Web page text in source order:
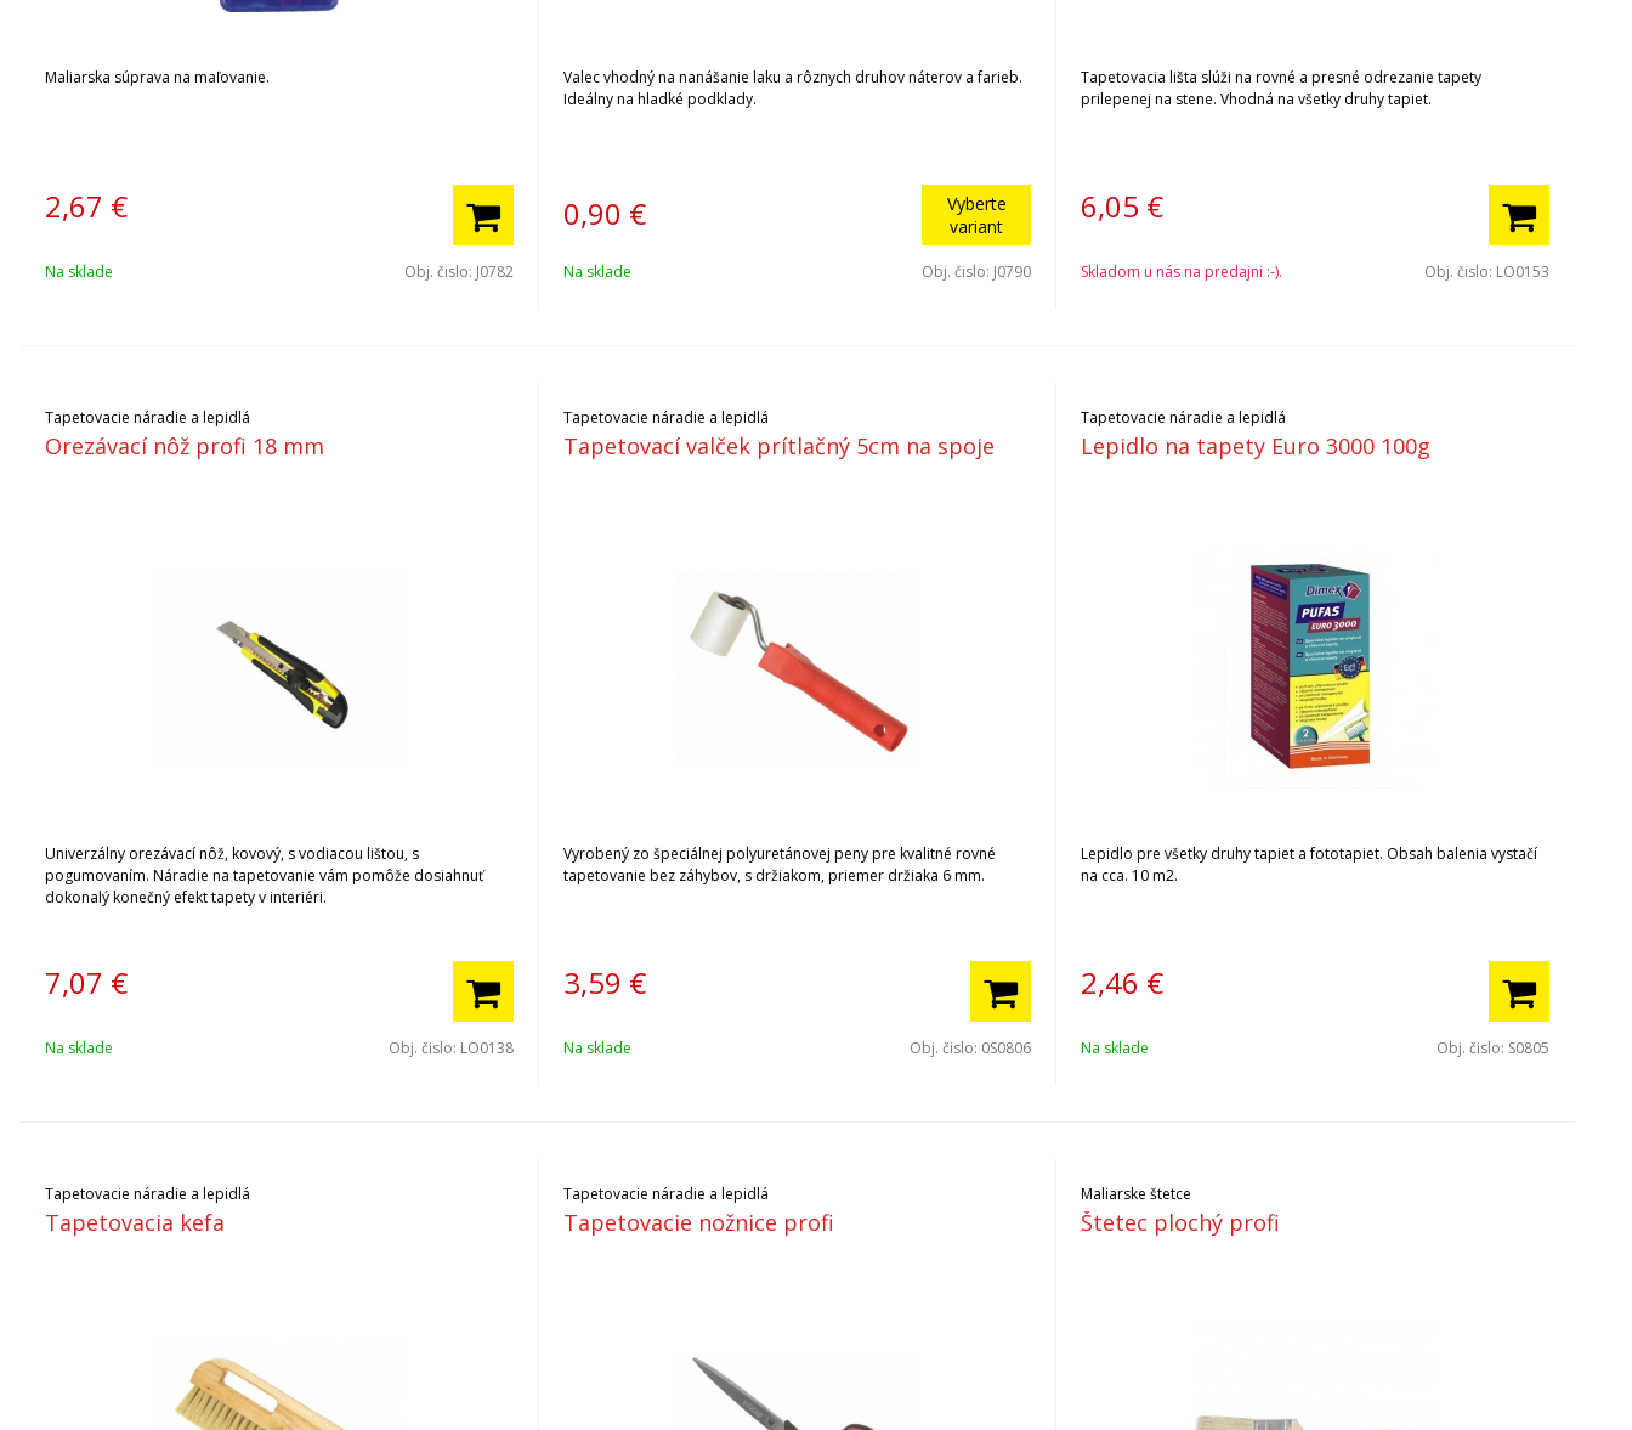
Maliarska súprava na maľovanie.
2,67 €
Na sklade Obj. čislo: J0782
Valec vhodný na nanášanie laku a rôznych druhov náterov a farieb.
Ideálny na hladké podklady.
0,90 €
Vyberte
variant
Na sklade Obj. čislo: J0790
Tapetovacia lišta slúži na rovné a presné odrezanie tapety
prilepenej na stene. Vhodná na všetky druhy tapiet.
6,05 €
Skladom u nás na predajni :-). Obj. čislo: LO0153
Tapetovacie náradie a lepidlá
Orezávací nôž profi 18 mm
Univerzálny orezávací nôž, kovový, s vodiacou lištou, s
pogumovaním. Náradie na tapetovanie vám pomôže dosiahnuť
dokonalý konečný efekt tapety v interiéri.
7,07 €
Na sklade Obj. čislo: LO0138
Tapetovacie náradie a lepidlá
Tapetovací valček prítlačný 5cm na spoje
Vyrobený zo špeciálnej polyuretánovej peny pre kvalitné rovné
tapetovanie bez záhybov, s držiakom, priemer držiaka 6 mm.
3,59 €
Na sklade Obj. čislo: 0S0806
Tapetovacie náradie a lepidlá
Lepidlo na tapety Euro 3000 100g
Lepidlo pre všetky druhy tapiet a fototapiet. Obsah balenia vystačí
na cca. 10 m2.
2,46 €
Na sklade Obj. čislo: S0805
Tapetovacie náradie a lepidlá
Tapetovacia kefa
Tapetovacie náradie a lepidlá
Tapetovacie nožnice profi
Maliarske štetce
Štetec plochý profi